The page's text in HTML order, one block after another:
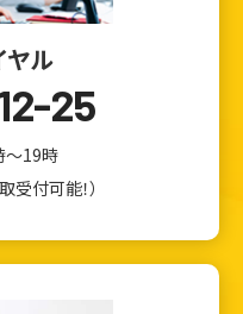
ヤル
25
～19時
受付可能！）